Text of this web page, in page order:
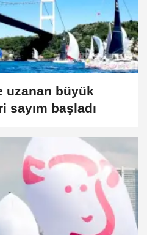
uzanan büyük
sayım başladı